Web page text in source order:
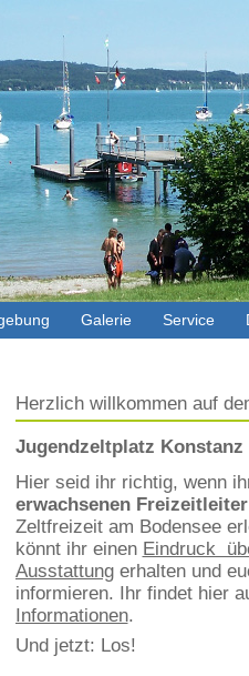
Herzlich willkommen auf
Jugendzeltplatz
Hier seid ihr richtig, wenn
erwachsenen Freizeitleiter
Zeltfreizeit am Bodensee
könnt ihr einen Eindruck
Ausstattungerhalten und
informieren. Ihr findet hier
Informationen.
Und jetzt: Los!
Galerie Service